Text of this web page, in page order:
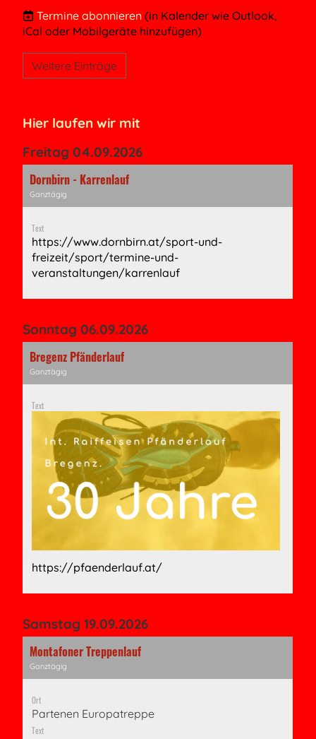
Termine abonnieren (in Kalender wie Outlook,
iCal oder Mobilgeräte hinzufügen)
Weitere Einträge
Hier laufen wir mit
Freitag 04.09.2026
Dornbirn - Karrenlauf
Ganztägig
Text
https://www.dornbirn.at/sport-und-
freizeit/sport/termine-und-
veranstaltungen/karrenlauf
Sonntag 06.09.2026
Bregenz Pfänderlauf
Ganztägig
Text
https://pfaenderlauf.at/
Samstag 19.09.2026
Montafoner Treppenlauf
Ganztägig
Ort
Partenen Europatreppe
Text